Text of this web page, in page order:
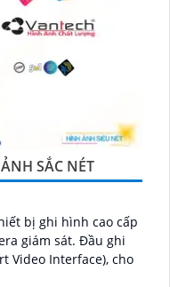
SẮC NÉT
bị ghi hình cao cấp
sát. Đầu ghi
Video Interface), cho